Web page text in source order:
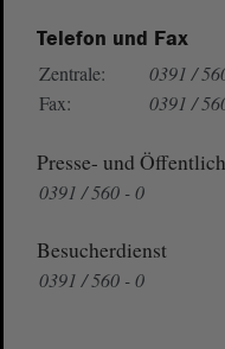
Telefon und Fax
Zentrale:
0391 /
Fax:
0391 /
Presse- und
0391 / 560 - 0
Besucherdienst
0391 / 560 - 0